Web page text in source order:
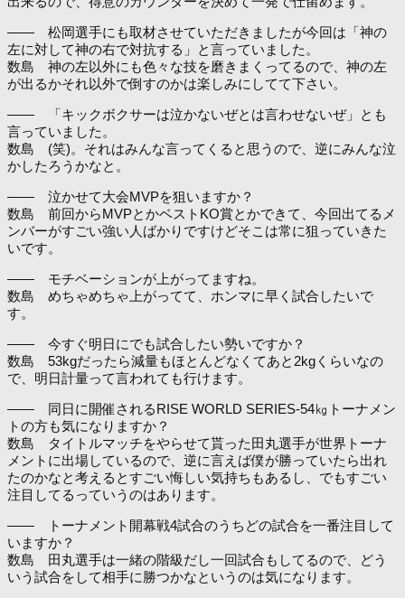
―― 松岡選手にも取材させていただきましたが今回は「神の
左に対して神の右で対抗する」と言っていました。
数島 神の左以外にも色々な技を磨きまくってるので、神の左
が出るかそれ以外で倒すのかは楽しみにしてて下さい。
―― 「キックボクサーは泣かないぜとは言わせないぜ」とも
言っていました。
数島 (笑)。それはみんな言ってくると思うので、逆にみんな泣
かしたろうかなと。
―― 泣かせて大会MVPを狙いますか？
数島 前回からMVPとかベストKO賞とかできて、今回出てるメ
ンバーがすごい強い人ばかりですけどそこは常に狙っていきた
いです。
―― モチベーションが上がってますね。
数島 めちゃめちゃ上がってて、ホンマに早く試合したいで
す。
―― 今すぐ明日にでも試合したい勢いですか？
数島 53kgだったら減量もほとんどなくてあと2kgくらいなの
で、明日計量って言われても行けます。
―― 同日に開催されるRISE WORLD SERIES‐54㎏トーナメン
トの方も気になりますか？
数島 タイトルマッチをやらせて貰った田丸選手が世界トーナ
メントに出場しているので、逆に言えば僕が勝っていたら出れ
たのかなと考えるとすごい悔しい気持ちもあるし、でもすごい
注目してるっていうのはあります。
―― トーナメント開幕戦4試合のうちどの試合を一番注目して
いますか？
数島 田丸選手は一緒の階級だし一回試合もしてるので、どう
いう試合をして相手に勝つかなというのは気になります。